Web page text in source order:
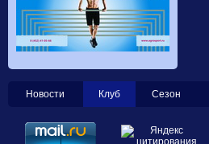
Новости Клуб Сезон